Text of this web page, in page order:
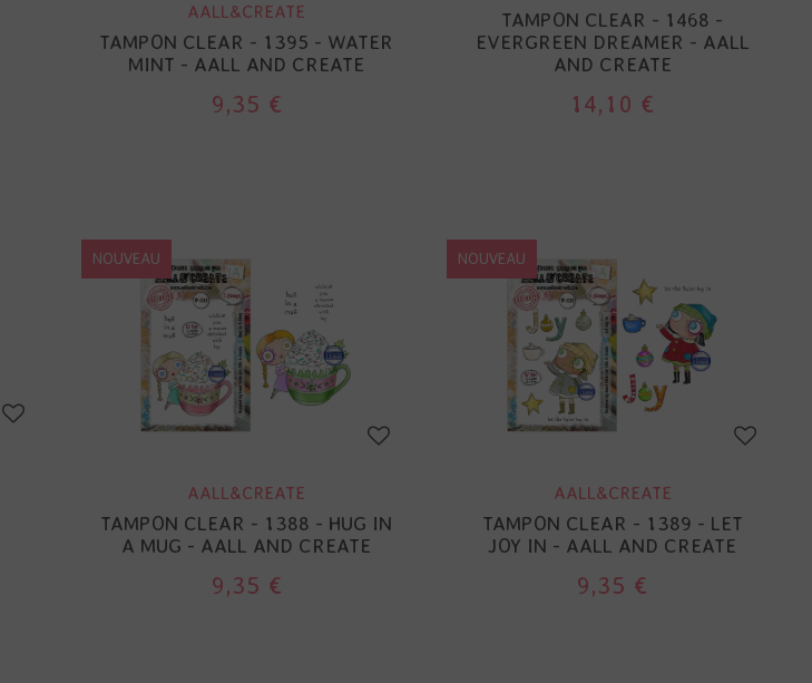
AALL&CREATE
TAMPON CLEAR - 1395 - WATER
MINT - AALL AND CREATE
9,35 €
TAMPON CLEAR - 1468 -
EVERGREEN DREAMER - AALL
AND CREATE
14,10 €
NOUVEAU
AALL&CREATE
TAMPON CLEAR - 1388 - HUG IN
A MUG - AALL AND CREATE
9,35 €
NOUVEAU
AALL&CREATE
TAMPON CLEAR - 1389 - LET
JOY IN - AALL AND CREATE
9,35 €